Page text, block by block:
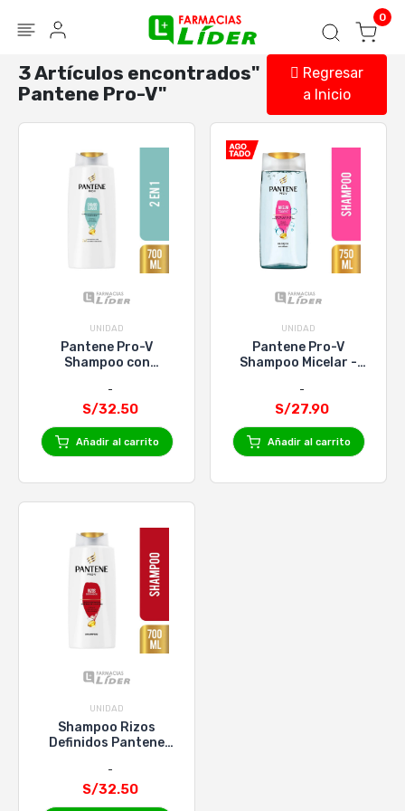
Seguir mi pedido 0
3 Artículos encontrados"
Pantene Pro-V"
Regresar
a Inicio
UNIDAD
Pantene Pro-V
Shampoo con
1 Cuidado Clasico -
700 ml
S/32.50
Añadir al carrito
UNIDAD
Pantene Pro-V
Shampoo Micelar -
S/27.90
Añadir al carrito
UNIDAD
Shampoo Rizos
Definidos Pantene
S/32.50